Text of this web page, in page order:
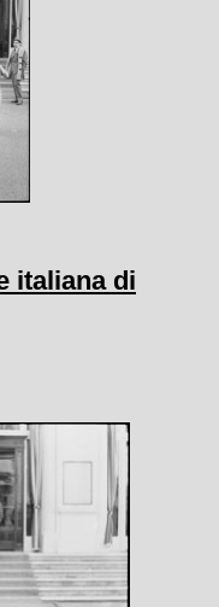
italiana di